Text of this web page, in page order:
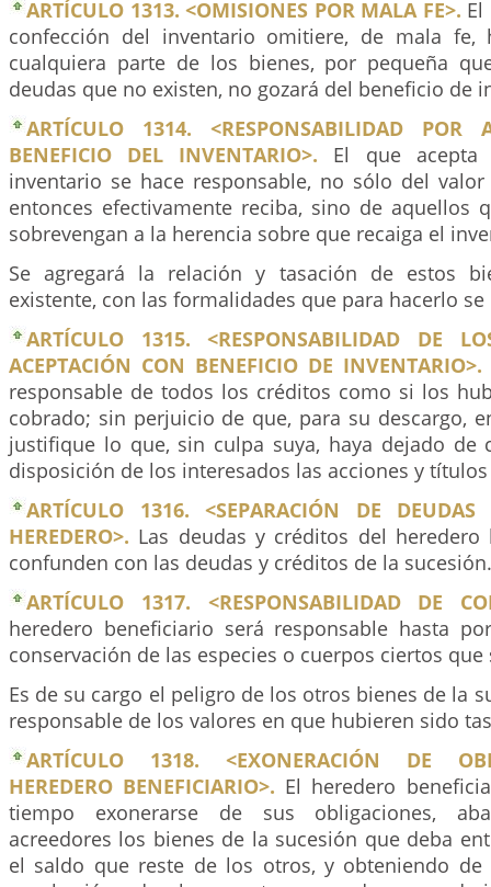
ARTÍCULO 1313. <OMISIONES POR MALA FE>.
confección del inventario omitiere, de mala fe,
cualquiera parte de los bienes, por pequeña
deudas que no existen, no gozará del beneficio de
ARTÍCULO 1314. <RESPONSABILIDAD POR
BENEFICIO DEL INVENTARIO>. El que acepta
inventario se hace responsable, no sólo del
entonces efectivamente reciba, sino de aquellos
sobrevengan a la herencia sobre que recaiga el
Se agregará la relación y tasación de estos
existente, con las formalidades que para hacerlo
ARTÍCULO 1315. <RESPONSABILIDAD DE
ACEPTACIÓN CON BENEFICIO DE INVENTARIO>.
responsable de todos los créditos como si los
cobrado; sin perjuicio de que, para su descargo,
justifique lo que, sin culpa suya, haya dejado de
disposición de los interesados las acciones y
ARTÍCULO 1316. <SEPARACIÓN DE
HEREDERO>. Las deudas y créditos del heredero
confunden con las deudas y créditos de la sucesión.
ARTÍCULO 1317. <RESPONSABILIDAD DE
heredero beneficiario será responsable hasta
conservación de las especies o cuerpos ciertos que
Es de su cargo el peligro de los otros bienes de la
responsable de los valores en que hubieren sido
ARTÍCULO 1318. <EXONERACIÓN DE
HEREDERO BENEFICIARIO>. El heredero
tiempo exonerarse de sus obligaciones,
acreedores los bienes de la sucesión que deba
el saldo que reste de los otros, y obteniendo